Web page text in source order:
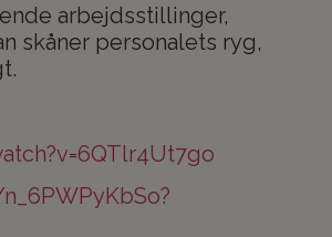
arbejdsstillinger,
skåner personalets ryg,